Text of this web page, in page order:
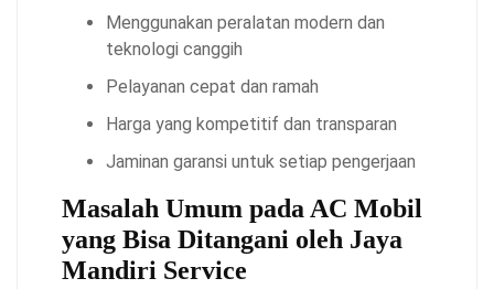
Menggunakan peralatan modern dan
teknologi canggih
Pelayanan cepat dan ramah
Harga yang kompetitif dan transparan
Jaminan garansi untuk setiap pengerjaan
Masalah Umum pada AC Mobil
yang Bisa Ditangani oleh Jaya
Mandiri Service